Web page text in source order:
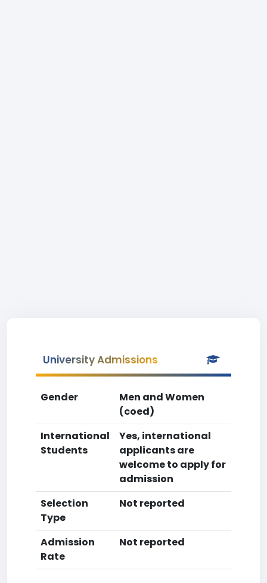
University Admissions
Gender
Men and Women
(coed)
International
Students
Yes, international
applicants are
welcome to apply for
admission
Selection
Type
Not reported
Admission
Rate
Not reported